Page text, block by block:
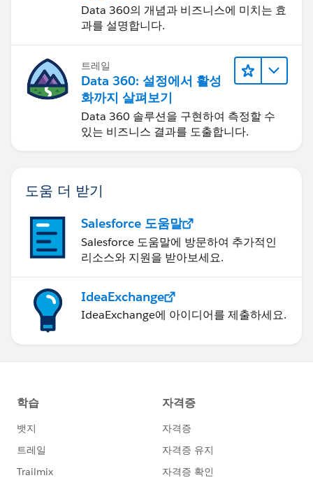
Data 360의 개념과 비즈니스에 미치는 효
과를 설명합니다.
트레일
Data 360: 설정에서 활성
화까지 살펴보기
Data 360 솔루션을 구현하여 측정할 수
있는 비즈니스 결과를 도출합니다.
도움 더 받기
Salesforce 도움말
Salesforce 도움말에 방문하여 추가적인
리소스와 지원을 받아보세요.
IdeaExchange
IdeaExchange에 아이디어를 제출하세요.